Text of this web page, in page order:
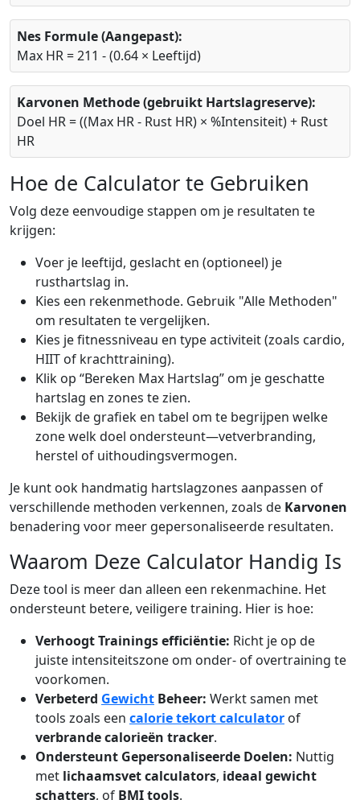
Nes Formule (Aangepast):
Max HR = 211 - (0.64 × Leeftijd)
Karvonen Methode (gebruikt Hartslagreserve):
Doel HR = ((Max HR - Rust HR) × %Intensiteit) + Rust
HR
Hoe de Calculator te Gebruiken
Volg deze eenvoudige stappen om je resultaten te
krijgen:
Voer je leeftijd, geslacht en (optioneel) je
rusthartslag in.
Kies een rekenmethode. Gebruik "Alle Methoden"
om resultaten te vergelijken.
Kies je fitnessniveau en type activiteit (zoals cardio,
HIIT of krachttraining).
Klik op “Bereken Max Hartslag” om je geschatte
hartslag en zones te zien.
Bekijk de grafiek en tabel om te begrijpen welke
zone welk doel ondersteunt—vetverbranding,
herstel of uithoudingsvermogen.
Je kunt ook handmatig hartslagzones aanpassen of
verschillende methoden verkennen, zoals de Karvonen
benadering voor meer gepersonaliseerde resultaten.
Waarom Deze Calculator Handig Is
Deze tool is meer dan alleen een rekenmachine. Het
ondersteunt betere, veiligere training. Hier is hoe:
Verhoogt Trainings efficiëntie: Richt je op de
juiste intensiteitszone om onder- of overtraining te
voorkomen.
Verbeterd Gewicht Beheer: Werkt samen met
tools zoals een calorie tekort calculator of
verbrande calorieën tracker.
Ondersteunt Gepersonaliseerde Doelen: Nuttig
met lichaamsvet calculators, ideaal gewicht
schatters, of BMI tools.